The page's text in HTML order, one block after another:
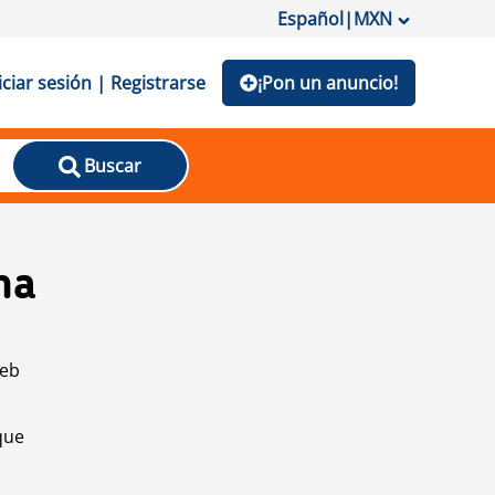
Español|MXN
sesión | Registrarse ¡Pon un anuncio!
Buscar